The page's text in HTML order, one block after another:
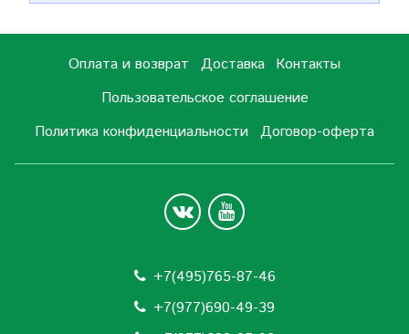
Оплата и возврат Доставка Контакты
Пользовательское соглашение
Политика конфиденциальности Договор-оферта
+7(495)765-87-46
+7(977)690-49-39